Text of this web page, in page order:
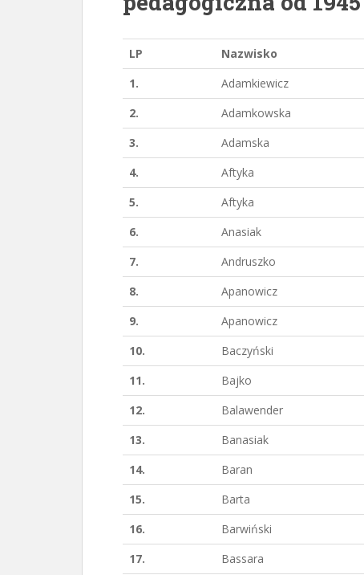
LP Nazwisko
1.
Adamkiewicz
2.
Adamkowska
3.
Adamska
4.
Aftyka
5.
Aftyka
6.
Anasiak
7.
Andruszko
8.
Apanowicz
9.
Apanowicz
10.
Baczyński
11.
Bajko
12.
Balawender
13.
Banasiak
14.
Baran
15.
Barta
16.
Barwiński
17.
Bassara